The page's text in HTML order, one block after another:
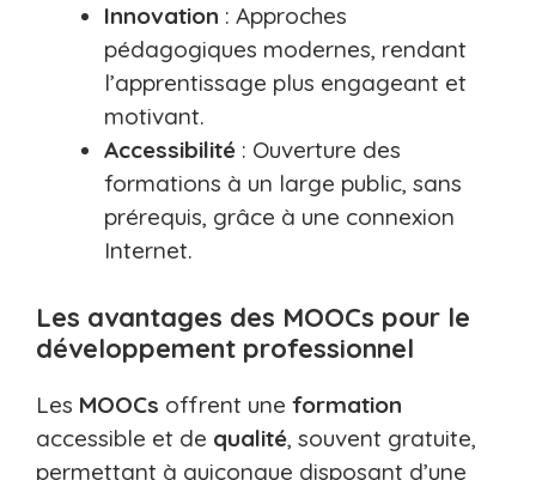
Innovation : Approches
pédagogiques modernes, rendant
l’apprentissage plus engageant et
motivant.
Accessibilité : Ouverture des
formations à un large public, sans
prérequis, grâce à une connexion
Internet.
Les avantages des MOOCs pour le
développement professionnel
Les MOOCs offrent une formation
accessible et de qualité, souvent gratuite,
permettant à quiconque disposant d’une